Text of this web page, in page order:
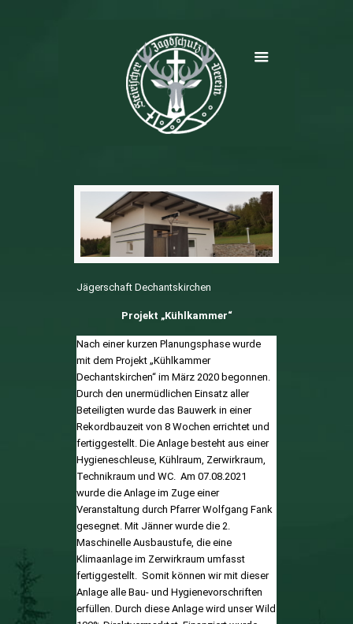
Jägerschaft Dechantskirchen
Projekt „Kühlkammer“
Nach einer kurzen Planungsphase wurde
mit dem Projekt „Kühlkammer
Dechantskirchen“ im März 2020 begonnen.
Durch den unermüdlichen Einsatz aller
Beteiligten wurde das Bauwerk in einer
Rekordbauzeit von 8 Wochen errichtet und
fertiggestellt. Die Anlage besteht aus einer
Hygieneschleuse, Kühlraum, Zerwirkraum,
Technikraum und WC. Am 07.08.2021
wurde die Anlage im Zuge einer
Veranstaltung durch Pfarrer Wolfgang Fank
gesegnet. Mit Jänner wurde die 2.
Maschinelle Ausbaustufe, die eine
Klimaanlage im Zerwirkraum umfasst
fertiggestellt. Somit können wir mit dieser
Anlage alle Bau- und Hygienevorschriften
erfüllen. Durch diese Anlage wird unser Wild